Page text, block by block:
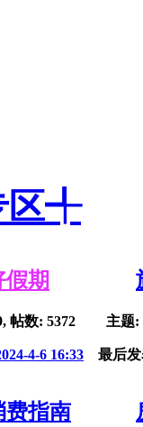
区╃
假期
帖数: 5372
4-6 16:33
主题:
最后
费指南